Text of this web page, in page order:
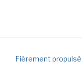
Fièrement